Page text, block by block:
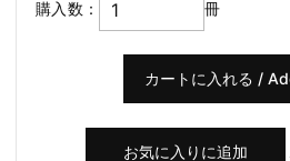
購入数： 冊